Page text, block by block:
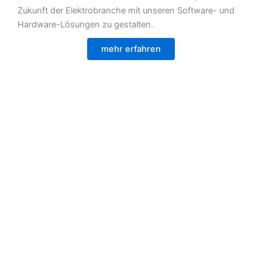
Zukunft der Elektrobranche mit unseren Software- und
Hardware-Lösungen zu gestalten.
mehr erfahren